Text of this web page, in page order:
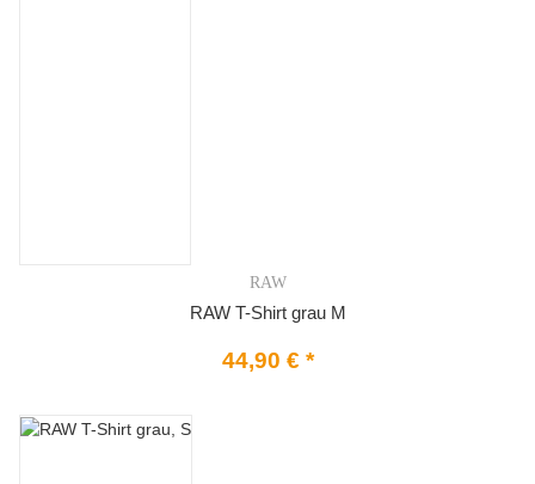
RAW
RAW T-Shirt grau M
44,90 € *